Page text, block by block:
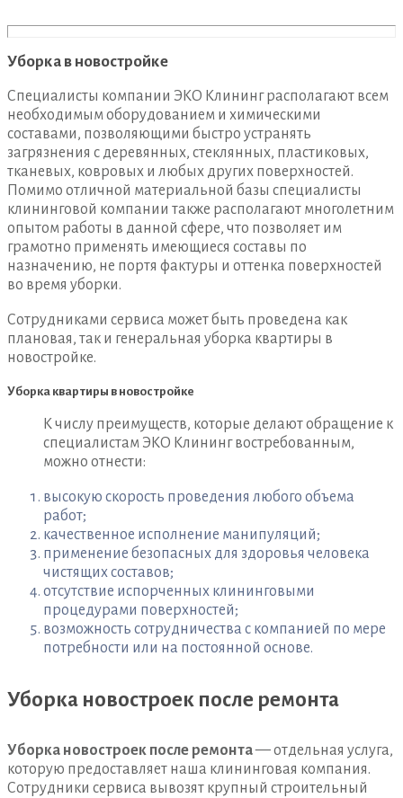
Уборка в новостройке
Специалисты компании ЭКО Клининг располагают всем
необходимым оборудованием и химическими
составами, позволяющими быстро устранять
загрязнения с деревянных, стеклянных, пластиковых,
тканевых, ковровых и любых других поверхностей.
Помимо отличной материальной базы специалисты
клининговой компании также располагают многолетним
опытом работы в данной сфере, что позволяет им
грамотно применять имеющиеся составы по
назначению, не портя фактуры и оттенка поверхностей
во время уборки.
Сотрудниками сервиса может быть проведена как
плановая, так и генеральная уборка квартиры в
новостройке.
Уборка квартиры в новостройке
К числу преимуществ, которые делают обращение к
специалистам ЭКО Клининг востребованным,
можно отнести:
высокую скорость проведения любого объема
работ;
качественное исполнение манипуляций;
применение безопасных для здоровья человека
чистящих составов;
отсутствие испорченных клининговыми
процедурами поверхностей;
возможность сотрудничества с компанией по мере
потребности или на постоянной основе.
Уборка новостроек после ремонта
Уборка новостроек после ремонта— отдельная услуга,
которую предоставляет наша клининговая компания.
Сотрудники сервиса вывозят крупный строительный